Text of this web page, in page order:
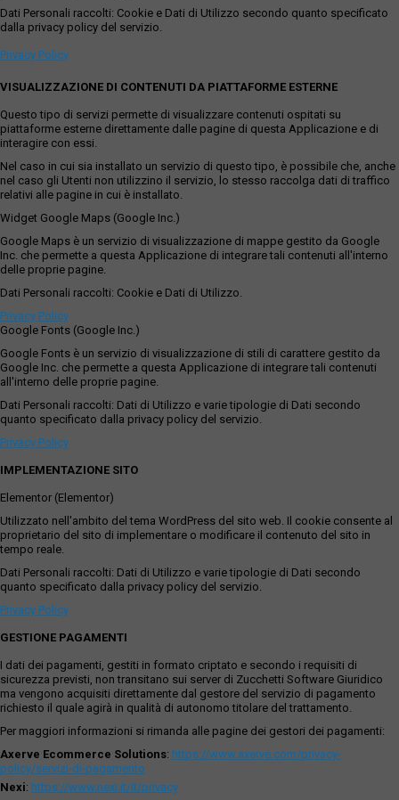
Dati Personali raccolti: Cookie e Dati di Utilizzo secondo quanto specificato
dalla privacy policy del servizio.
Privacy Policy
VISUALIZZAZIONE DI CONTENUTI DA PIATTAFORME ESTERNE
Questo tipo di servizi permette di visualizzare contenuti ospitati su
piattaforme esterne direttamente dalle pagine di questa Applicazione e di
interagire con essi.
Nel caso in cui sia installato un servizio di questo tipo, è possibile che, anche
nel caso gli Utenti non utilizzino il servizio, lo stesso raccolga dati di traffico
relativi alle pagine in cui è installato.
Widget Google Maps (Google Inc.)
Google Maps è un servizio di visualizzazione di mappe gestito da Google
Inc. che permette a questa Applicazione di integrare tali contenuti all'interno
delle proprie pagine.
Dati Personali raccolti: Cookie e Dati di Utilizzo.
Privacy Policy
Google Fonts (Google Inc.)
Google Fonts è un servizio di visualizzazione di stili di carattere gestito da
Google Inc. che permette a questa Applicazione di integrare tali contenuti
all'interno delle proprie pagine.
Dati Personali raccolti: Dati di Utilizzo e varie tipologie di Dati secondo
quanto specificato dalla privacy policy del servizio.
Privacy Policy
IMPLEMENTAZIONE SITO
Elementor (Elementor)
Utilizzato nell'ambito del tema WordPress del sito web. Il cookie consente al
proprietario del sito di implementare o modificare il contenuto del sito in
tempo reale.
Dati Personali raccolti: Dati di Utilizzo e varie tipologie di Dati secondo
quanto specificato dalla privacy policy del servizio.
Privacy Policy
GESTIONE PAGAMENTI
I dati dei pagamenti, gestiti in formato criptato e secondo i requisiti di
sicurezza previsti, non transitano sui server di Zucchetti Software Giuridico
ma vengono acquisiti direttamente dal gestore del servizio di pagamento
richiesto il quale agirà in qualità di autonomo titolare del trattamento.
Per maggiori informazioni si rimanda alle pagine dei gestori dei pagamenti:
Axerve Ecommerce Solutions: https://www.axerve.com/privacy-
policy/servizi-di-pagamento
Nexi: https://www.nexi.it/it/privacy